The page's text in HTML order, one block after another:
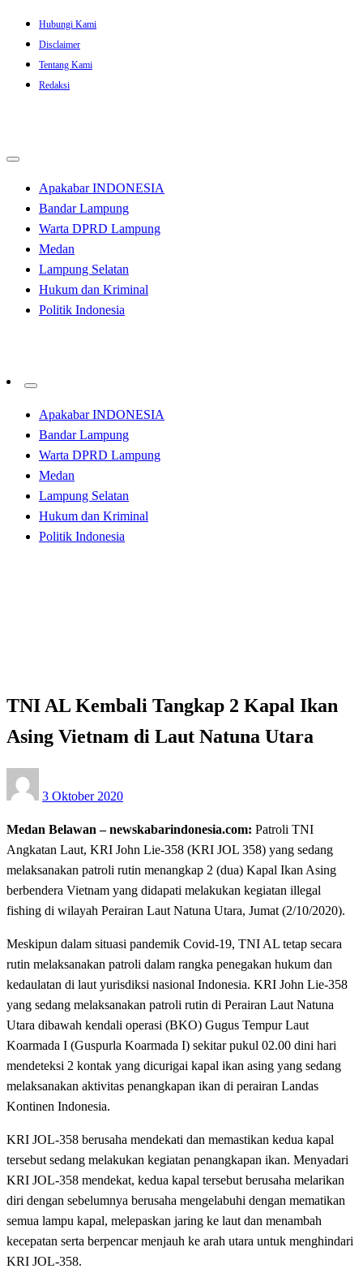
Skip
content
Hubungi Kami
Disclaimer
Tentang Kami
Redaksi
Apakabar INDONESIA
Bandar Lampung
Warta DPRD Lampung
Medan
Lampung Selatan
Hukum dan Kriminal
Politik Indonesia
Apakabar INDONESIA
Bandar Lampung
Warta DPRD Lampung
Medan
Lampung Selatan
Hukum dan Kriminal
Politik Indonesia
TNI AL Kembali Tangkap 2 Kapal Ikan
Asing Vietnam di Laut Natuna Utara
on
3 Oktober 2020
Medan Belawan – newskabarindonesia.com: Patroli TNI
Angkatan Laut, KRI John Lie-358 (KRI JOL 358) yang sedang
melaksanakan patroli rutin menangkap 2 (dua) Kapal Ikan Asing
berbendera Vietnam yang didapati melakukan kegiatan illegal
fishing di wilayah Perairan Laut Natuna Utara, Jumat (2/10/2020).
Meskipun dalam situasi pandemik Covid-19, TNI AL tetap secara
rutin melaksanakan patroli dalam rangka penegakan hukum dan
kedaulatan di laut yurisdiksi nasional Indonesia. KRI John Lie-358
yang sedang melaksanakan patroli rutin di Perairan Laut Natuna
Utara dibawah kendali operasi (BKO) Gugus Tempur Laut
Koarmada I (Guspurla Koarmada I) sekitar pukul 02.00 dini hari
mendeteksi 2 kontak yang dicurigai kapal ikan asing yang sedang
melaksanakan aktivitas penangkapan ikan di perairan Landas
Kontinen Indonesia.
KRI JOL-358 berusaha mendekati dan memastikan kedua kapal
tersebut sedang melakukan kegiatan penangkapan ikan. Menyadari
KRI JOL-358 mendekat, kedua kapal tersebut berusaha melarikan
diri dengan sebelumnya berusaha mengelabuhi dengan mematikan
semua lampu kapal, melepaskan jaring ke laut dan menambah
kecepatan serta berpencar menjauh ke arah utara untuk menghindari
KRI JOL-358.